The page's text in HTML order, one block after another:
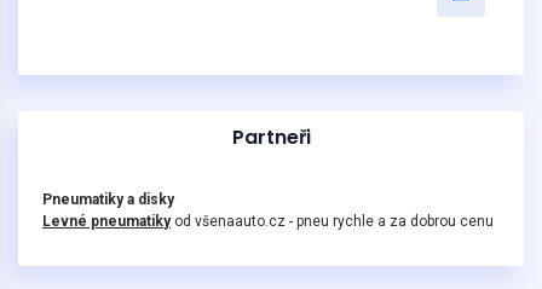
Partneři
Pneumatiky a disky
Levné pneumatikyod všenaauto.cz - pneu rychle a za dobrou cenu